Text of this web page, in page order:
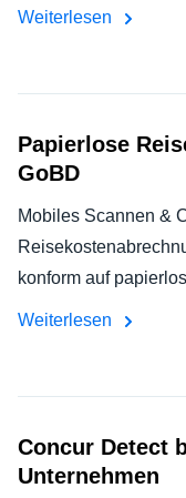
Weiterlesen
Papierlose
GoBD
Mobiles Scannen &
konform auf
Weiterlesen
Concur Detect
Unternehmen